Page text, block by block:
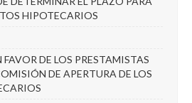
HIPOTECARIOS
FAVOR DE LOS PRESTAMISTAS
DE APERTURA DE LOS